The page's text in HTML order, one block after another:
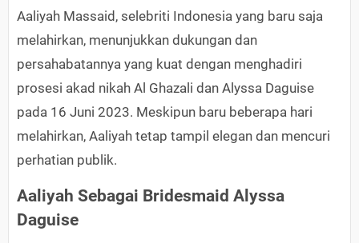
Aaliyah Massaid, selebriti Indonesia yang baru saja
melahirkan, menunjukkan dukungan dan
persahabatannya yang kuat dengan menghadiri
prosesi akad nikah Al Ghazali dan Alyssa Daguise
pada 16 Juni 2023. Meskipun baru beberapa hari
melahirkan, Aaliyah tetap tampil elegan dan mencuri
perhatian publik.
Aaliyah Sebagai Bridesmaid Alyssa
Daguise